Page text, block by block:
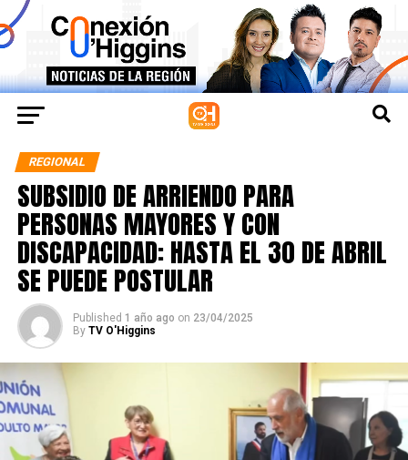
REGIONAL
SUBSIDIO DE ARRIENDO PARA
PERSONAS MAYORES Y CON
DISCAPACIDAD: HASTA EL 30 DE ABRIL
SE PUEDE POSTULAR
Published 1 año ago on 23/04/2025
By TV O'Higgins